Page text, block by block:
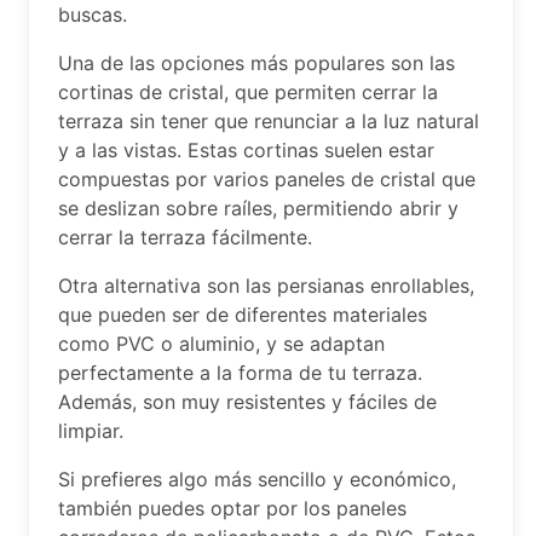
buscas.
Una de las opciones más populares son las
cortinas de cristal, que permiten cerrar la
terraza sin tener que renunciar a la luz natural
y a las vistas. Estas cortinas suelen estar
compuestas por varios paneles de cristal que
se deslizan sobre raíles, permitiendo abrir y
cerrar la terraza fácilmente.
Otra alternativa son las persianas enrollables,
que pueden ser de diferentes materiales
como PVC o aluminio, y se adaptan
perfectamente a la forma de tu terraza.
Además, son muy resistentes y fáciles de
limpiar.
Si prefieres algo más sencillo y económico,
también puedes optar por los paneles